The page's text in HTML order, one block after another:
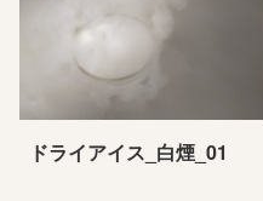
ドライアイス_白煙_01